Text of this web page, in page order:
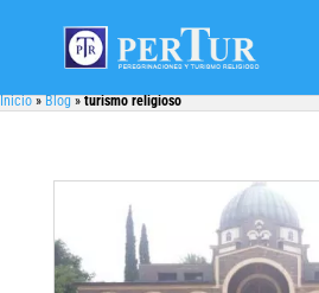
Inicio»Blog»turismo religioso